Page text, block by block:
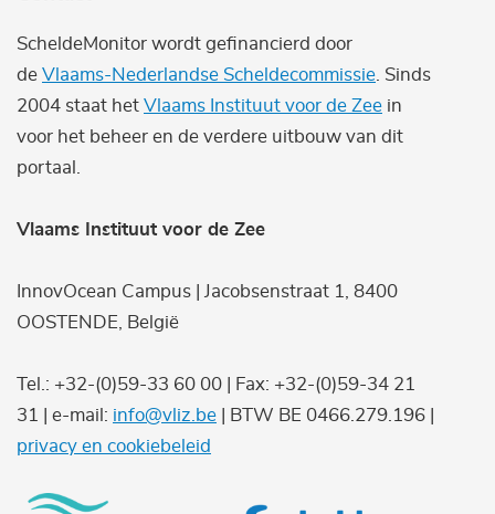
ScheldeMonitor wordt gefinancierd door
de Vlaams-Nederlandse Scheldecommissie . Sinds
2004 staat het Vlaams Instituut voor de Zee in
voor het beheer en de verdere uitbouw van dit
portaal.
Vlaams Instituut voor de Zee
InnovOcean Campus | Jacobsenstraat 1, 8400
OOSTENDE, België
Tel.: +32-(0)59-33 60 00 | Fax: +32-(0)59-34 21
31 | e-mail: info@vliz.be | BTW BE 0466.279.196 |
privacy en cookiebeleid